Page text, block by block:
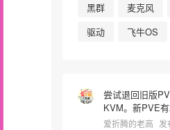
黑群
麦克风
驱动
飞牛OS
尝试退回旧版
KVM。新PVE
爱折腾的老高 发